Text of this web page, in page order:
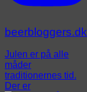
beerbloggers.dk
Julen er på alle
måder
traditionernes tid.
Der er